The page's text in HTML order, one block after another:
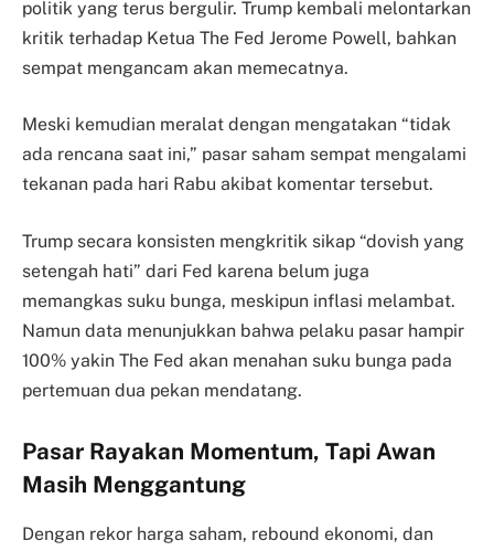
politik yang terus bergulir. Trump kembali melontarkan
kritik terhadap Ketua The Fed Jerome Powell, bahkan
sempat mengancam akan memecatnya.
Meski kemudian meralat dengan mengatakan “tidak
ada rencana saat ini,” pasar saham sempat mengalami
tekanan pada hari Rabu akibat komentar tersebut.
Trump secara konsisten mengkritik sikap “dovish yang
setengah hati” dari Fed karena belum juga
memangkas suku bunga, meskipun inflasi melambat.
Namun data menunjukkan bahwa pelaku pasar hampir
100% yakin The Fed akan menahan suku bunga pada
pertemuan dua pekan mendatang.
Pasar Rayakan Momentum, Tapi Awan
Masih Menggantung
Dengan rekor harga saham, rebound ekonomi, dan